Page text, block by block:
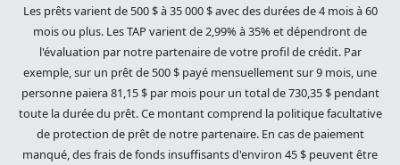
Les prêts varient de 500 $ à 35 000 $ avec des durées de 4 mois à 60
mois ou plus. Les TAP varient de 2,99% à 35% et dépendront de
l'évaluation par notre partenaire de votre profil de crédit. Par
exemple, sur un prêt de 500 $ payé mensuellement sur 9 mois, une
personne paiera 81,15 $ par mois pour un total de 730,35 $ pendant
toute la durée du prêt. Ce montant comprend la politique facultative
de protection de prêt de notre partenaire. En cas de paiement
manqué, des frais de fonds insuffisants d'environ 45 $ peuvent être